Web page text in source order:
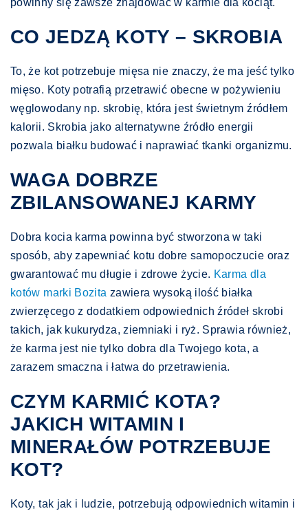
powinny się zawsze znajdować w karmie dla kociąt.
CO JEDZĄ KOTY – SKROBIA
To, że kot potrzebuje mięsa nie znaczy, że ma jeść tylko
mięso. Koty potrafią przetrawić obecne w pożywieniu
węglowodany np. skrobię, która jest świetnym źródłem
kalorii. Skrobia jako alternatywne źródło energii
pozwala białku budować i naprawiać tkanki organizmu.
WAGA DOBRZE
ZBILANSOWANEJ KARMY
Dobra kocia karma powinna być stworzona w taki
sposób, aby zapewniać kotu dobre samopoczucie oraz
gwarantować mu długie i zdrowe życie. Karma dla
kotów marki Bozita zawiera wysoką ilość białka
zwierzęcego z dodatkiem odpowiednich źródeł skrobi
takich, jak kukurydza, ziemniaki i ryż. Sprawia również,
że karma jest nie tylko dobra dla Twojego kota, a
zarazem smaczna i łatwa do przetrawienia.
CZYM KARMIĆ KOTA?
JAKICH WITAMIN I
MINERAŁÓW POTRZEBUJE
KOT?
Koty, tak jak i ludzie, potrzebują odpowiednich witamin i